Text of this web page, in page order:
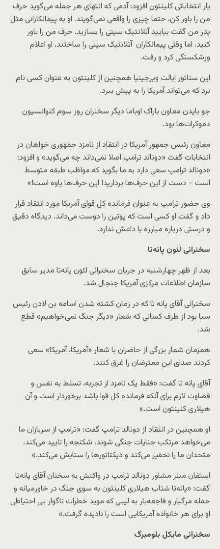
یار انتخاباتی کلینتون افزود:‌ آدمی که انتهای هر جمله می‌گوید حرف
من را باور کن، حتما چیزی را واقعی نمی‌گویند. او به پیمانکارانی مثل
پدر من گفت بیایید آتلانتیک سیتی را بسازید. حرف من را باور
کنید. اما وقتی پیمانکاران آتلانتیک سیتی را ساختند، او اعلام
ورشکستگی کرد و رفت.
این سناتور ایالت ویرجینیا همچنین از کلینتون به عنوان کسی نام
برد که می‌تواند آمریکا را به پیش ببرد.
جو بایدن معاون باراک اوباما دیگر سخنران روز سوم کنوانسیون
دموکرات‌ها بود.
معاون رئیس جمهور آمریکا در انتقاد از نامزد جمهوری خواهان در
انتخابات گفت «دونالد ترامپ اصلا نمی‌داند چه می‌گوید» و افزود:
«دونالد ترامپ سعی دارد به ما بگوید که مواظب طبقه متوسط
است – دست از این حرف‌ها بردارید! این حرف‌ها یاوه است!»
وی حضور ترامپ به عنوان فرمانده کل قوای آمریکا مورد انتقاد قرار
داد و گفت او کسی است که پوتین را دوست می‌داند. دیدگاه دقیق
و درستی درباره مبارزه با داعش ندارد.
سخنرانی لئون پانه‌تا
بعد از ظهر چهارشنبه در جریان سخنرانی لئون پانه‌تا مدیر سابق
سازمان اطلاعات مرکزی آمریکا جنجال شد.
سخنرانی آقای پانه تا که در زمان کشته شدن اسامه بن لادن رئیس
سیا بود از طرف کسانی که شعار «دیگر جنگ نمی‌خواهیم» قطع
شد.
همزمان شمار بزرگی از حاضران با شعار «آمریکا، آمریکا» سعی
کردند صدای این معترضان را غرق کنند.
آقای پانه تا گفت:‌ «فقط یک نامزد از تجربه، تسلط به نفس و
قضاوت لازم برای آنکه فرمانده کل قوا باشد برخوردار است و آن
هیلاری کلینتون است.»
او همچنین در انتقاد از دونالد ترامپ گفت:‌ «ترامپ از سربازان ما
می‌خواهد مرتکب جنایات جنگی شوند، شکنجه را تایید می‌کند،
متحدان ما را تحقیر می‌کند و دیکتاتورها را ستایش می‌کند.»
استفان میلر مشاور دونالد ترامپ در واکنش به سخنان آقای پانه‌تا
گفت:‌ «پانه‌تا شتاب هیلاری کلینتون به سوی جنگ در خاورمیانه و
حمله مرگبار و فاجعه‌بار به لیبی که موید خطرات ناگوار بی احتیاطی
او برای هر خانواده آمریکایی است را نادیده گرفت.»
سخنرانی مایکل بلومبرگ